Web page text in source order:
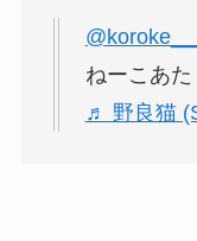
ねーこあ
♬ 野良猫